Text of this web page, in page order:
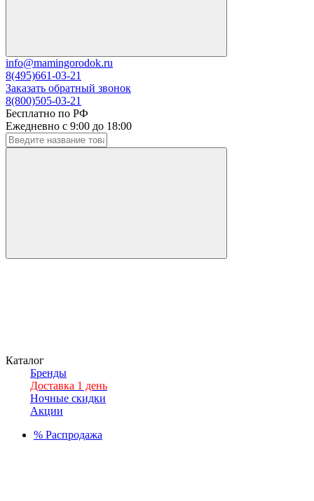
info@mamingorodok.ru
8(495)661-03-21
Заказать обратный звонок
8(800)505-03-21
Бесплатно по РФ
Ежедневно с 9:00 до 18:00
Каталог
Бренды
Доставка 1 день
Ночные скидки
Акции
% Распродажа